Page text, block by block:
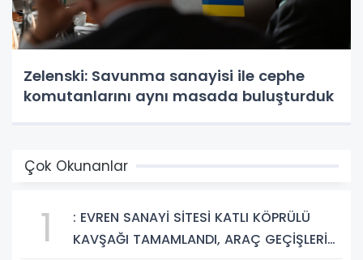
Zelenski: Savunma sanayisi ile cephe
komutanlarını aynı masada buluşturduk
Çok Okunanlar
1
: EVREN SANAYİ SİTESİ KATLI KÖPRÜLÜ
KAVŞAĞI TAMAMLANDI, ARAÇ GEÇİŞLERİ